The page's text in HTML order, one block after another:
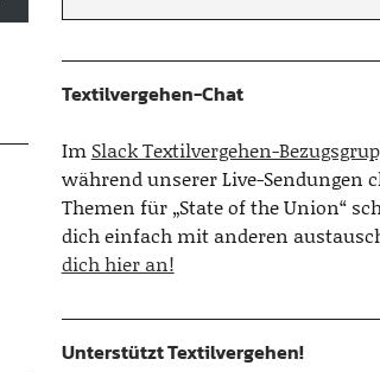
Textilvergehen-Chat
Im Slack Textilvergehen-
während unserer Live-Sendungen
Themen für „State of the Union“
dich einfach mit anderen
dich hier an!
Unterstützt Textilvergehen!